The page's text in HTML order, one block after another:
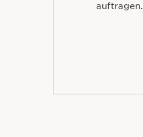
auftragen.